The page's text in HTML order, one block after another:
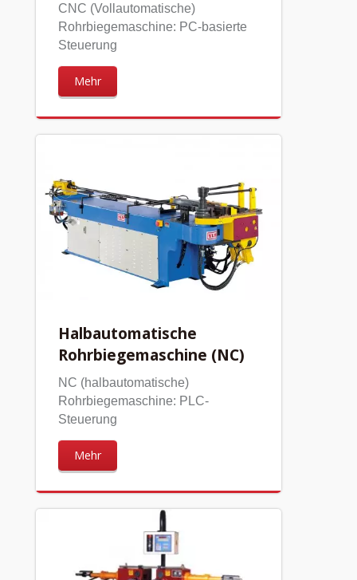
CNC (Vollautomatische)
Rohrbiegemaschine: PC-basierte
Steuerung
Mehr
Halbautomatische
Rohrbiegemaschine (NC)
NC (halbautomatische)
Rohrbiegemaschine: PLC-
Steuerung
Mehr